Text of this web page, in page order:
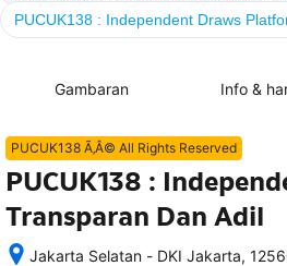
PUCUK138 : Independent Draws
Gambaran Info &
PUCUK138 Ã‚Â© All Rights Reserved
PUCUK138 :
Transparan Dan Adil
Jakarta Selatan - DKI Jakarta,